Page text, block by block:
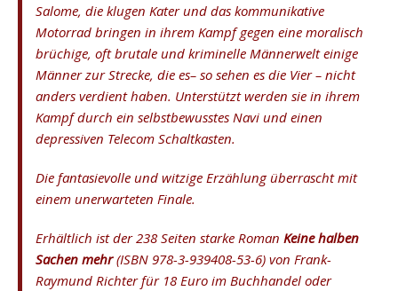
Salome, die klugen Kater und das kommunikative
Motorrad bringen in ihrem Kampf gegen eine moralisch
brüchige, oft brutale und kriminelle Männerwelt einige
Männer zur Strecke, die es– so sehen es die Vier – nicht
anders verdient haben. Unterstützt werden sie in ihrem
Kampf durch ein selbstbewusstes Navi und einen
depressiven Telecom Schaltkasten.
Die fantasievolle und witzige Erzählung überrascht mit
einem unerwarteten Finale.
Erhältlich ist der 238 Seiten starke Roman Keine halben
Sachen mehr(ISBN 978-3-939408-53-6) von Frank-
Raymund Richter für 18 Euro im Buchhandel oder